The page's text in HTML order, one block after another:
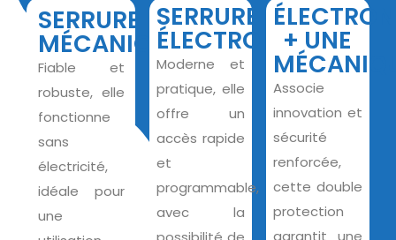
SERRURE
MÉCANIQUE
Fiable et
robuste, elle
fonctionne
sans
électricité,
idéale pour
une
SERRURE
ÉLECTRONIQUE
Moderne et
pratique, elle
offre un
accès rapide
et
programmable,
avec la
+ UNE
Associe
innovation et
sécurité
renforcée,
cette double
protection
garantit une